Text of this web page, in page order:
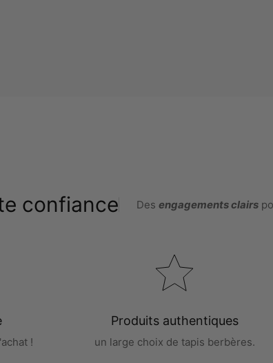
confiance Des engagements clairs
!
Produits authentiques
un large choix de tapis berbères.